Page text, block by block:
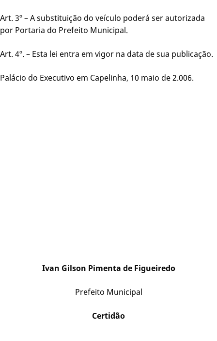
Art. 3º – A substituição do veículo poderá ser autorizada
por Portaria do Prefeito Municipal.
Art. 4º. – Esta lei entra em vigor na data de sua publicação.
Palácio do Executivo em Capelinha, 10 maio de 2.006.
Ivan Gilson Pimenta de Figueiredo
Prefeito Municipal
Certidão